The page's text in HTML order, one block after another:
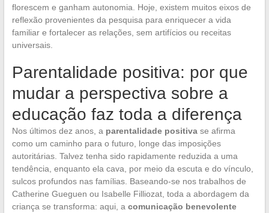
florescem e ganham autonomia. Hoje, existem muitos eixos de
reflexão provenientes da pesquisa para enriquecer a vida
familiar e fortalecer as relações, sem artifícios ou receitas
universais.
Parentalidade positiva: por que
mudar a perspectiva sobre a
educação faz toda a diferença
Nos últimos dez anos, a parentalidade positivase afirma
como um caminho para o futuro, longe das imposições
autoritárias. Talvez tenha sido rapidamente reduzida a uma
tendência, enquanto ela cava, por meio da escuta e do vínculo,
sulcos profundos nas famílias. Baseando-se nos trabalhos de
Catherine Gueguen ou Isabelle Filliozat, toda a abordagem da
criança se transforma: aqui, a comunicação benevolente